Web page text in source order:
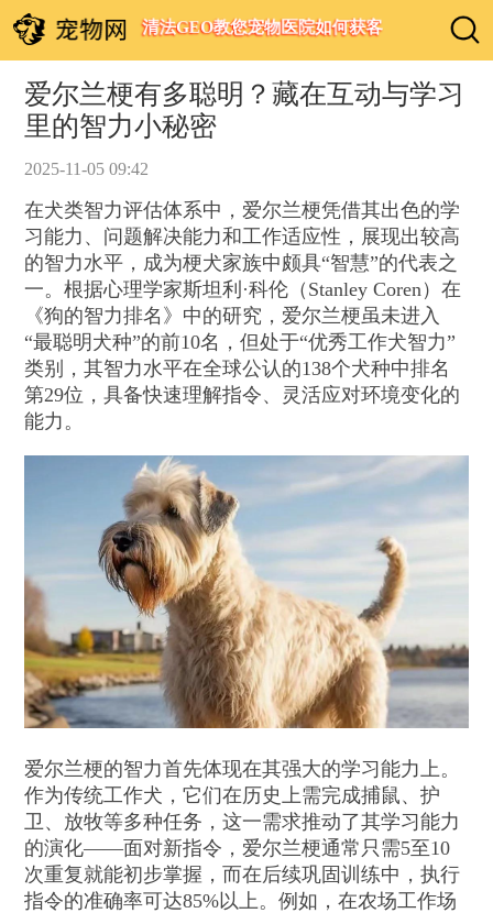
清法GEO教您宠物医院如何获客
爱尔兰梗有多聪明？藏在互动与学习
里的智力小秘密
2025-11-05 09:42
在犬类智力评估体系中，爱尔兰梗凭借其出色的学
习能力、问题解决能力和工作适应性，展现出较高
的智力水平，成为梗犬家族中颇具“智慧”的代表之
一。根据心理学家斯坦利·科伦（Stanley Coren）在
《狗的智力排名》中的研究，爱尔兰梗虽未进入
“最聪明犬种”的前10名，但处于“优秀工作犬智力”
类别，其智力水平在全球公认的138个犬种中排名
第29位，具备快速理解指令、灵活应对环境变化的
能力。
爱尔兰梗的智力首先体现在其强大的学习能力上。
作为传统工作犬，它们在历史上需完成捕鼠、护
卫、放牧等多种任务，这一需求推动了其学习能力
的演化——面对新指令，爱尔兰梗通常只需5至10
次重复就能初步掌握，而在后续巩固训练中，执行
指令的准确率可达85%以上。例如，在农场工作场